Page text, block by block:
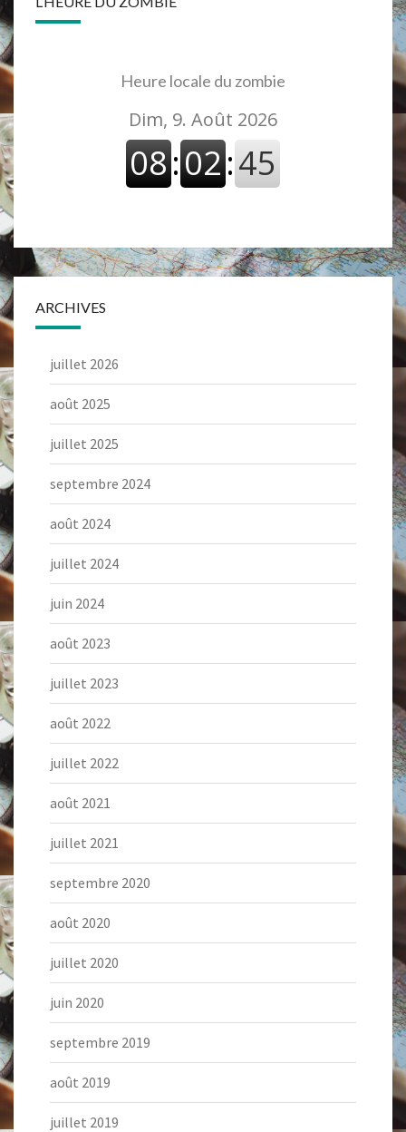
Heure locale du zombie
ARCHIVES
juillet 2026
août 2025
juillet 2025
septembre 2024
août 2024
juillet 2024
juin 2024
août 2023
juillet 2023
août 2022
juillet 2022
août 2021
juillet 2021
septembre 2020
août 2020
juillet 2020
juin 2020
septembre 2019
août 2019
juillet 2019